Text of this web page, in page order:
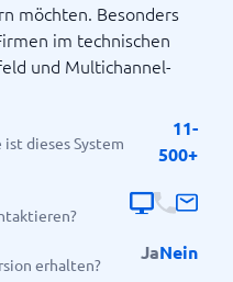
möchten. Besonders
im technischen
und Multichannel-
dieses System
11-
500+
erhalten?
JaNein